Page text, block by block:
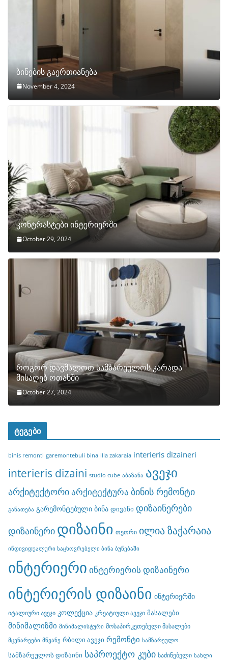
ბინების გაერთიანება
November 4, 2024
კონტრასტები ინტერიერში
October 29, 2024
როგორ დავმალოთ სამზარეულოს კარადა
მისაღებ ოთახში
October 27, 2024
ტეგები
binis remonti garemontebuli bina ilia zakaraia interieris dizaineri
interieris dizaini studio cube აბაზანა ავეჯი
არქიტექტორიარქიტექტურა ბინის რემონტი
განათება გარემონტებული ბინა დივანი დიზაინერები
დიზაინერი დიზაინი თეთრი ილია ზაქარაია
ინდივიდუალური საცხოვრებელი ბინა ბუნებაში
ინტერიერი ინტერიერის დიზაინერი
ინტერიერის დიზაინი ინტერიერში
იტალიური ავეჯი კოლექცია კრეატიული ავეჯი მასალები
მინიმალიზმი მინიმალისტური მოსაპირკეთებელი მასალები
მცენარეები მწვანე რბილი ავეჯი რემონტი სამზარეულო
სამზარეულოს დიზაინი საპროექტო კუბი საძინებელი სახლი